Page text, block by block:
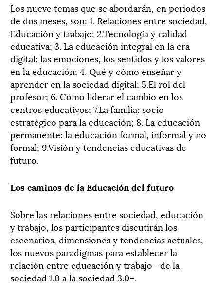
Los nueve temas que se abordarán, en periodos
de dos meses, son: 1. Relaciones entre sociedad,
Educación y trabajo; 2.Tecnología y calidad
educativa; 3. La educación integral en la era
digital: las emociones, los sentidos y los valores
en la educación; 4. Qué y cómo enseñar y
aprender en la sociedad digital; 5.El rol del
profesor; 6. Cómo liderar el cambio en los
centros educativos; 7.La familia: socio
estratégico para la educación; 8. La educación
permanente: la educación formal, informal y no
formal; 9.Visión y tendencias educativas de
futuro.
Los caminos de la Educación del futuro
Sobre las relaciones entre sociedad, educación
y trabajo, los participantes discutirán los
escenarios, dimensiones y tendencias actuales,
los nuevos paradigmas para establecer la
relación entre educación y trabajo –de la
sociedad 1.0 a la sociedad 3.0–.